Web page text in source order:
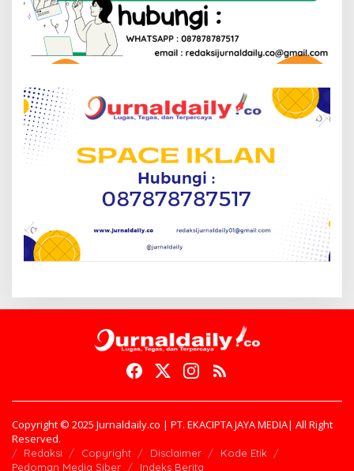
Copyright © 2025 Jurnaldaily.co | PT. EKACIPTA JAYA MEDIA| All Right
Reserved.
Redaksi Copyright Disclaimer
Kode Etik
Pedoman Media Siber
Indeks Berita